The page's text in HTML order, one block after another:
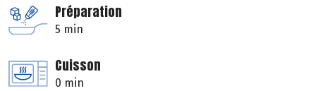
Préparation
5 min
Cuisson
0 min